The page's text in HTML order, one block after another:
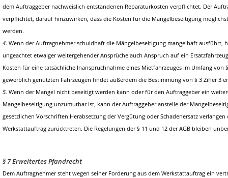
dem Auftraggeber nachweislich entstandenen Reparaturkosten verpflichtet. Der
verpflichtet, darauf hinzuwirken, dass die Kosten für die Mängelbeseitigung
werden.
4. Wenn der Auftragnehmer schuldhaft die Mängelbeseitigung mangelhaft ausführt,
ungeachtet etwaiger weitergehender Ansprüche auch Anspruch auf ein
Kosten für eine tatsächliche Inanspruchnahme eines Mietfahrzeuges im Umfang von
gewerblich genutzten Fahrzeugen findet außerdem die Bestimmung von § 3 Ziffer 3
5. Wenn der Mangel nicht beseitigt werden kann oder für den Auftraggeber ein
Mangelbeseitigung unzumutbar ist, kann der Auftraggeber anstelle der
gesetzlichen Vorschriften Herabsetzung der Vergütung oder Schadenersatz
Werkstattauftrag zurücktreten. Die Regelungen der § 11 und 12 der AGB bleiben
§ 7 Erweitertes Pfandrecht
Dem Auftragnehmer steht wegen seiner Forderung aus dem Werkstattauftrag ein